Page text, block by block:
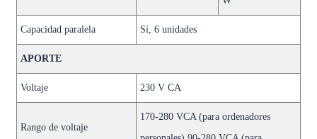
Capacidad paralela Sí, 6 unidades
APORTE
Voltaje 230 V CA
Rango de voltaje
170-280 VCA (para ordenadores